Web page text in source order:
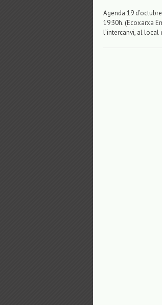
Agenda 19
19:30h. (Ecoxarxa
l’intercanvi, al local